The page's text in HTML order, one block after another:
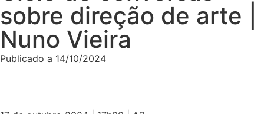
sobre direção de arte |
Nuno Vieira
Publicado a 14/10/2024